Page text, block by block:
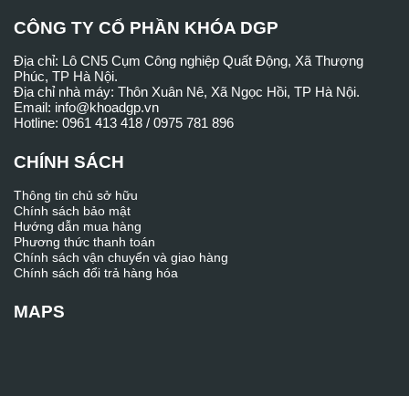
CÔNG TY CỔ PHẦN KHÓA DGP
Địa chỉ: Lô CN5 Cụm Công nghiệp Quất Động, Xã Thượng
Phúc, TP Hà Nội.
Địa chỉ nhà máy: Thôn Xuân Nê, Xã Ngọc Hồi, TP Hà Nội.
Email: info@khoadgp.vn
Hotline: 0961 413 418 / 0975 781 896
CHÍNH SÁCH
Thông tin chủ sở hữu
Chính sách bảo mật
Hướng dẫn mua hàng
Phương thức thanh toán
Chính sách vận chuyển và giao hàng
Chính sách đổi trả hàng hóa
MAPS